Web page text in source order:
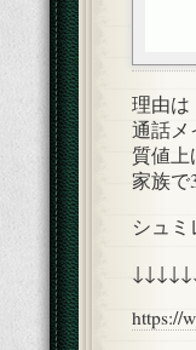
理由は
通話メ
質値上
家族で
シュ
https://